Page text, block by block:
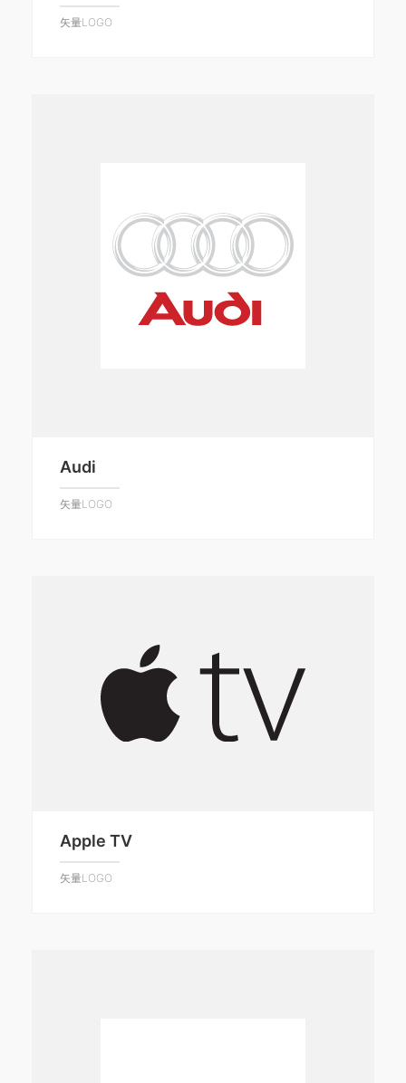
矢量LOGO
Audi
矢量LOGO
Apple TV
矢量LOGO